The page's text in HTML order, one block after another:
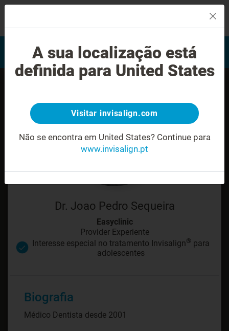
Avaliação do sorriso
Encontrar um Invisalign
provider
Dr. Joao Pedro Sequeira
Easyclinic
Provider Experiente
Interesse especial no tratamento Invisalign® para
adolescentes
Biografia
Médico Dentista desde 2001
A sua localização está
definida para United States
Visitar invisalign.com
Não se encontra em United States? Continue para
www.invisalign.pt